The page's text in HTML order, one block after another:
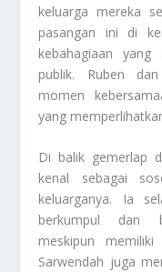
keluarga mereka
pasangan ini di
kebahagiaan
publik. Ruben
momen
yang
Di balik gemerlap
kenal sebagai
keluarganya. Ia
berkumpul dan
meskipun
Sarwendah juga